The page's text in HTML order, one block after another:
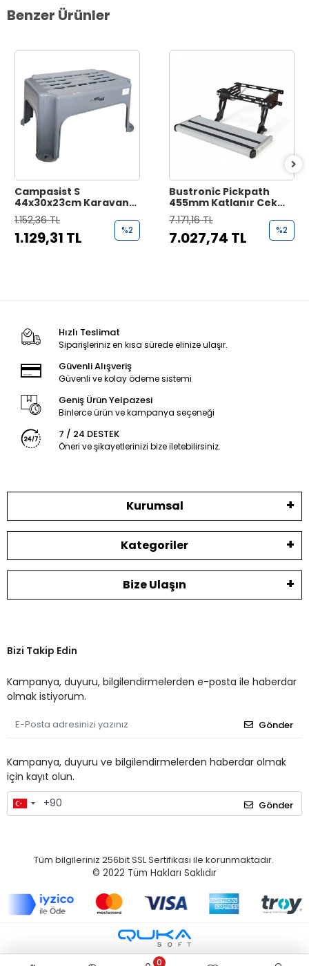
Benzer Ürünler
Campasist S
44x30x23cm Karavan
Giriş Basamağı
1.152,36 TL
1.129,31 TL %2
Bustronic Pickpath
455mm Katlanır Çekme
Karavan Basamağı
7.171,16 TL
7.027,74 TL %2
Hızlı Teslimat
Siparişleriniz en kısa sürede elinize ulaşır.
Güvenli Alışveriş
Güvenli ve kolay ödeme sistemi
Geniş Ürün Yelpazesi
Binlerce ürün ve kampanya seçeneği
7 / 24 DESTEK
Öneri ve şikayetlerinizi bize iletebilirsiniz.
Kurumsal
Kategoriler
Bize Ulaşın
Bizi Takip Edin
Kampanya, duyuru, bilgilendirmelerden e-posta ile haberdar
olmak istiyorum.
Gönder
Kampanya, duyuru ve bilgilendirmelerden haberdar olmak
için kayıt olun.
Gönder
Tüm bilgileriniz 256bit SSL Sertifikası ile korunmaktadır.
© 2022 Tüm Hakları Saklıdır
0